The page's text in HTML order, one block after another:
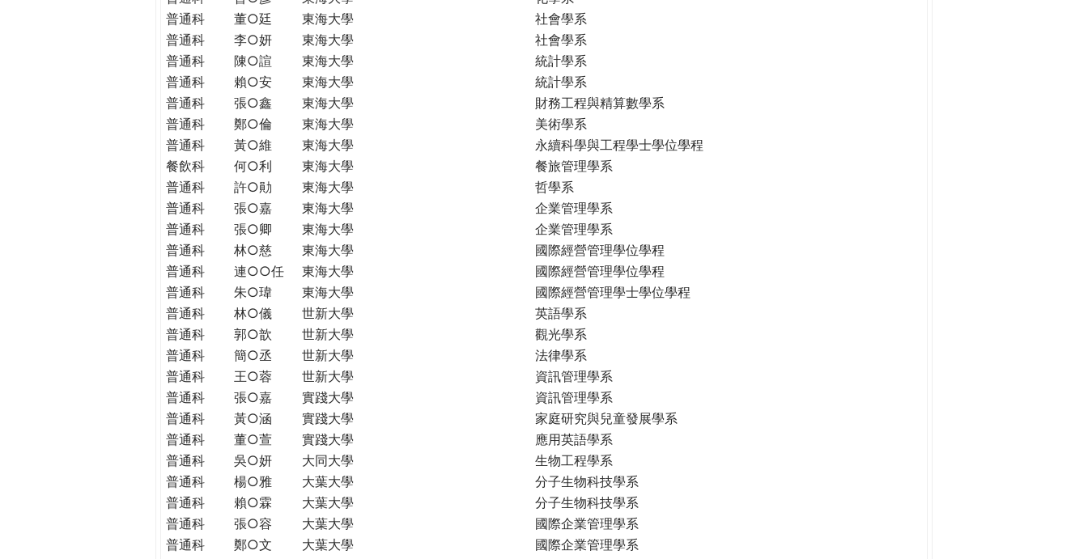
普通科
董○廷 東海大學
社會學系
普通科
李○妍 東海大學
社會學系
普通科
陳○諠 東海大學
統計學系
普通科
賴○安 東海大學
統計學系
普通科
張○鑫 東海大學
財務工程與精算數學系
普通科
鄭○倫 東海大學
美術學系
普通科
黃○維 東海大學
永續科學與工程學士學位學程
餐飲科
何○利 東海大學
餐旅管理學系
普通科
許○勛 東海大學
哲學系
普通科
張○嘉 東海大學
企業管理學系
普通科
張○卿 東海大學
企業管理學系
普通科
林○慈 東海大學
國際經營管理學位學程
普通科
連○○任 東海大學
國際經營管理學位學程
普通科
朱○瑋 東海大學
國際經營管理學士學位學程
普通科
林○儀 世新大學
英語學系
普通科
郭○歆 世新大學
觀光學系
普通科
簡○丞 世新大學
法律學系
普通科
王○蓉 世新大學
資訊管理學系
普通科
張○嘉 實踐大學
資訊管理學系
普通科
黃○涵 實踐大學
家庭研究與兒童發展學系
普通科
董○萱 實踐大學
應用英語學系
普通科
吳○妍 大同大學
生物工程學系
普通科
楊○雅 大葉大學
分子生物科技學系
普通科
賴○霖 大葉大學
分子生物科技學系
普通科
張○容 大葉大學
國際企業管理學系
普通科
鄭○文 大葉大學
國際企業管理學系